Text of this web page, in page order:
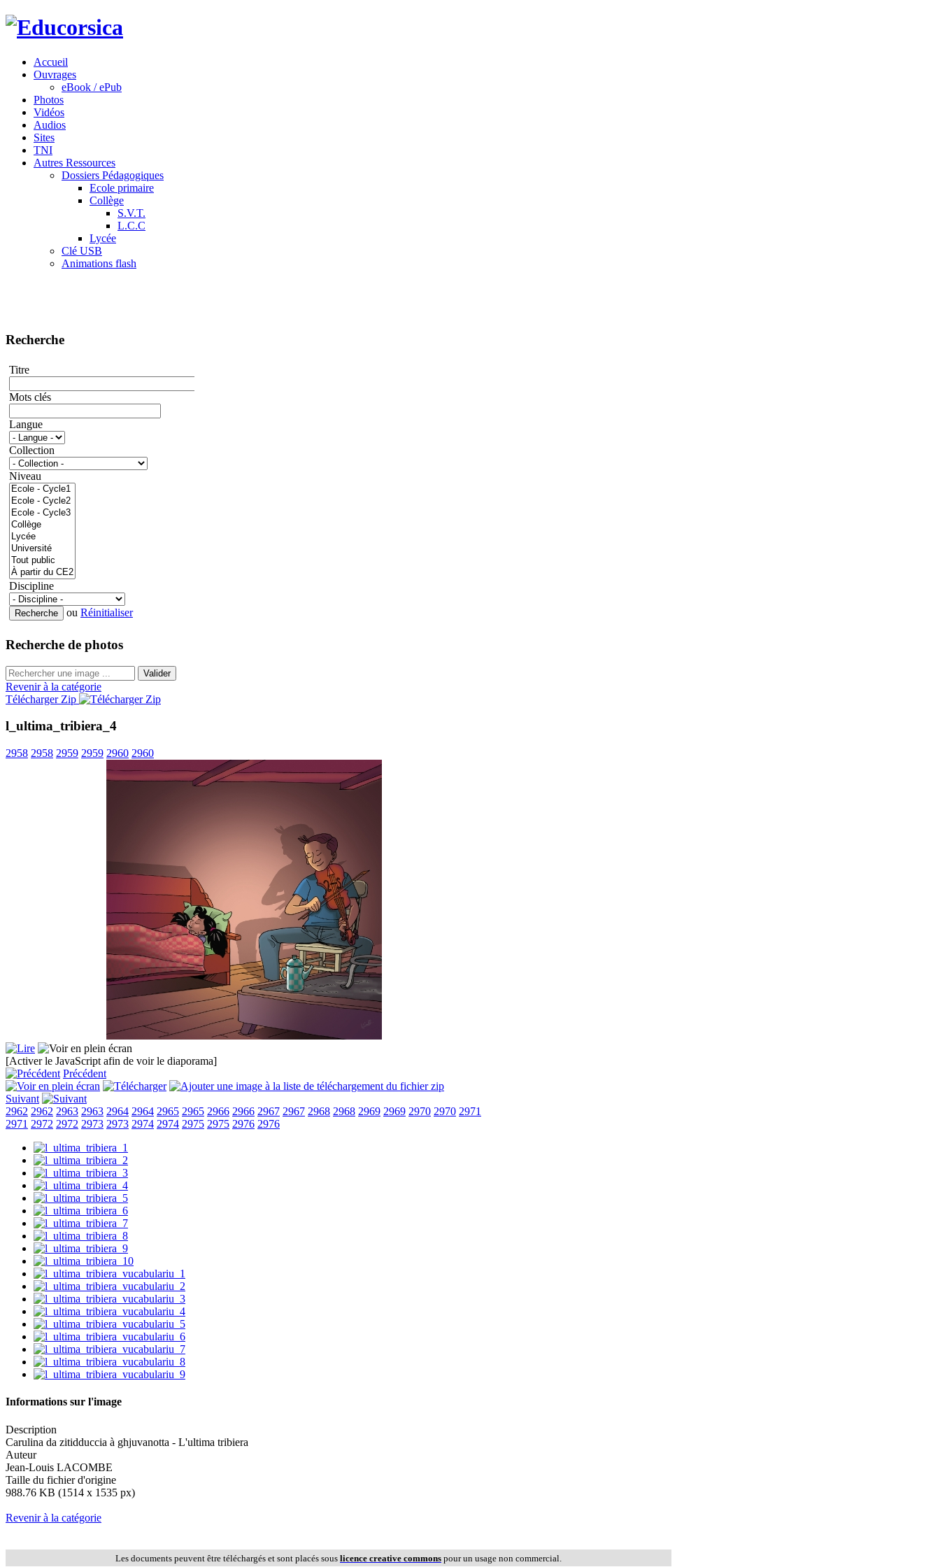
Accueil
Ouvrages
eBook / ePub
Photos
Vidéos
Audios
Sites
TNI
Autres Ressources
Dossiers Pédagogiques
Ecole primaire
Collège
S.V.T.
L.C.C
Lycée
Clé USB
Animations flash
Recherche
Titre
Mots clés
Langue
Collection
Niveau
Discipline
ou Réinitialiser
Recherche de photos
Valider
Revenir à la catégorie
Télécharger Zip
l_ultima_tribiera_4
2958 2958 2959 2959 2960 2960
[Activer le JavaScript afin de voir le diaporama]
Précédent
Suivant
2962 2962 2963 2963 2964 2964 2965 2965 2966 2966 2967 2967 2968 2968 2969 2969 2970 2970 2971
2971 2972 2972 2973 2973 2974 2974 2975 2975 2976 2976
Informations sur l'image
Description
Carulina da zitidduccia à ghjuvanotta - L'ultima tribiera
Auteur
Jean-Louis LACOMBE
Taille du fichier d'origine
988.76 KB (1514 x 1535 px)
Revenir à la catégorie
Les documents peuvent être téléchargés et sont placés sous licence creative commons pour un usage non commercial.